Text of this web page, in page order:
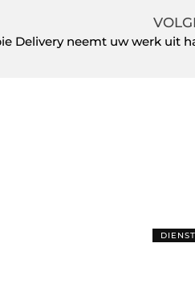
Delivery neemt uw werk uit